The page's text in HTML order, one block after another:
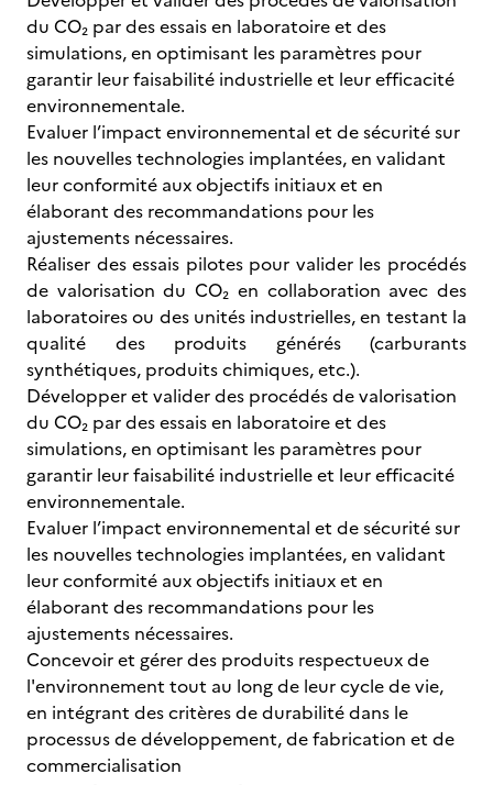
du CO₂ par des essais en laboratoire et des
simulations, en optimisant les paramètres pour
garantir leur faisabilité industrielle et leur efficacité
environnementale.
Evaluer l’impact environnemental et de sécurité sur
les nouvelles technologies implantées, en validant
leur conformité aux objectifs initiaux et en
élaborant des recommandations pour les
ajustements nécessaires.
Réaliser des essais pilotes pour valider les procédés
de valorisation du CO₂ en collaboration avec des
laboratoires ou des unités industrielles, en testant la
qualité des produits générés (carburants
synthétiques, produits chimiques, etc.).
Développer et valider des procédés de valorisation
du CO₂ par des essais en laboratoire et des
simulations, en optimisant les paramètres pour
garantir leur faisabilité industrielle et leur efficacité
environnementale.
Evaluer l’impact environnemental et de sécurité sur
les nouvelles technologies implantées, en validant
leur conformité aux objectifs initiaux et en
élaborant des recommandations pour les
ajustements nécessaires.
Concevoir et gérer des produits respectueux de
l'environnement tout au long de leur cycle de vie,
en intégrant des critères de durabilité dans le
processus de développement, de fabrication et de
commercialisation